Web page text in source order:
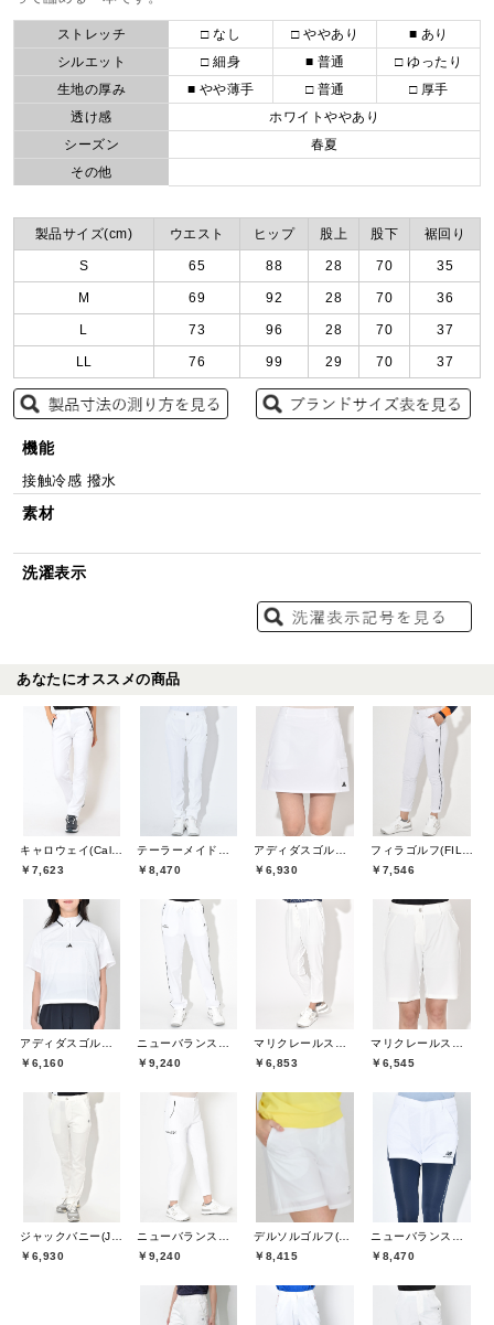
ストレッチ □ なし □ ややあり
■ あり
シルエット
□ 細身 ■ 普通
□ ゆったり
生地の厚み
■ やや薄手 □ 普通
□ 厚手
透け感
ホワイトややあり
シーズン
春夏
その他
製品サイズ(cm) ウエスト ヒップ 股上 股下 裾回り
S 65 88 28 70 35
M 69 92 28 70 36
L 73 96 28 70 37
LL 76 99 29 70 37
機能
接触冷感 撥水
素材
洗濯表示
あなたにオススメの商品
￥7,623
￥8,470
￥6,930
￥7,546
￥6,160
￥9,240
￥6,853
￥6,545
￥6,930
￥9,240
￥8,415
￥8,470